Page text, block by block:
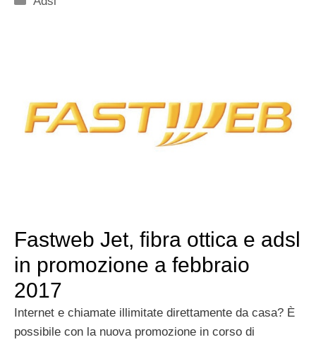
Fastweb Jet, fibra ottica e adsl
in promozione a febbraio
2017
Internet e chiamate illimitate direttamente da casa? È
possibile con la nuova promozione in corso di